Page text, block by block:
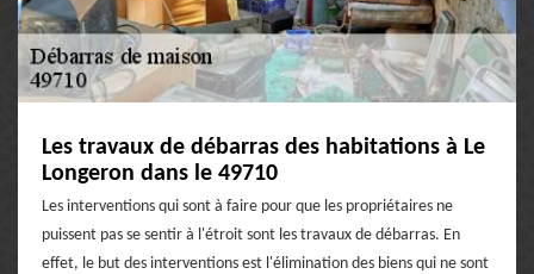
Les travaux de débarras des habitations à Le
Longeron dans le 49710
Les interventions qui sont à faire pour que les propriétaires ne
puissent pas se sentir à l'étroit sont les travaux de débarras. En
effet, le but des interventions est l'élimination des biens qui ne sont